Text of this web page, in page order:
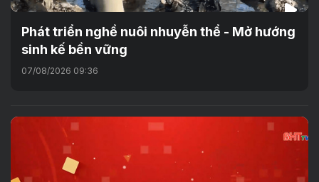
Phát triển nghề nuôi nhuyễn thể - Mở hướng
sinh kế bền vững
07/08/2026 09:36